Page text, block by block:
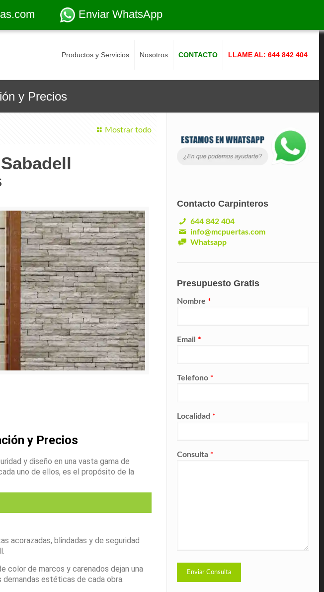
Enviar WhatsApp
Productos y Servicios Nosotros CONTACTO LLAME AL: 644 842 404
y Precios
Mostrar todo
y Precios
y diseño en una vasta gama de
uno de ellos, es el propósito de la
acorazadas, blindadas y de seguridad
color de marcos y carenados dejan una
demandas estéticas de cada obra.
Contacto Carpinteros
644 842 404
info@mcpuertas.com
Whatsapp
Presupuesto Gratis
Nombre *
Email *
Telefono *
Localidad *
Consulta *